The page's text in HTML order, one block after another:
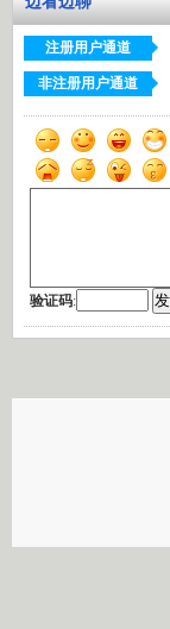
注册用户通道
非注册用户通道
验证码: